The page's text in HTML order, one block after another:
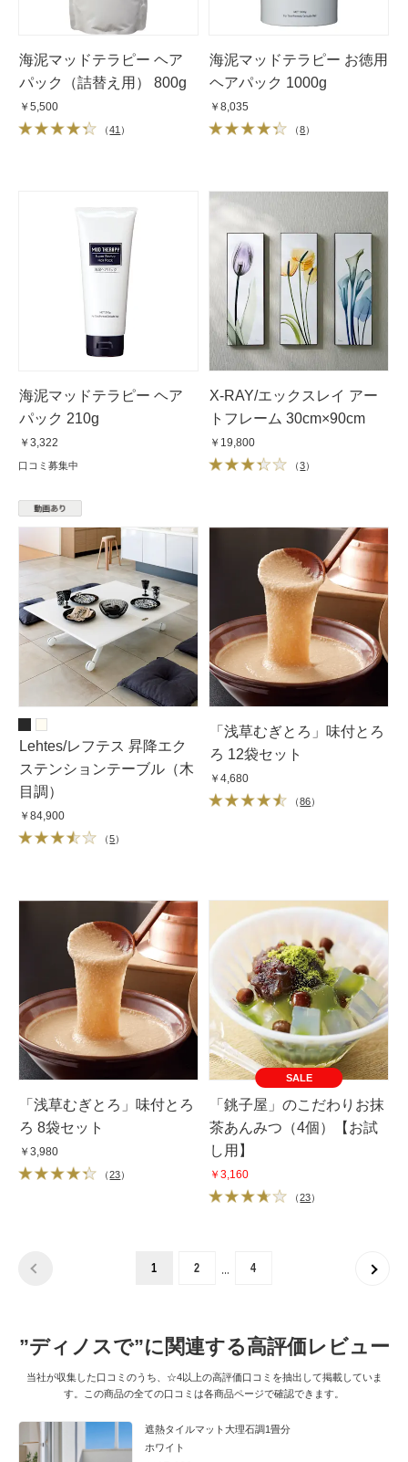
海泥マッドテラピー ヘア
パック（詰替え用） 800g
￥5,500
（41 ）
海泥マッドテラピー お徳用
ヘアパック 1000g
￥8,035
（8）
海泥マッドテラピー ヘア
パック 210g
￥3,322
口コミ募集中
X-RAY/エックスレイ アー
トフレーム 30cm×90cm
￥19,800
（3）
Lehtes/レフテス 昇降エク
ステンションテーブル（木
目調）
￥84,900
（5）
「浅草むぎとろ」味付とろ
ろ 12袋セット
￥4,680
（86）
「浅草むぎとろ」味付とろ
ろ 8袋セット
￥3,980
（23）
SALE
「銚子屋」のこだわりお抹
茶あんみつ（4個）【お試
し用】
￥3,160
（23）
1 2 … 4
”ディノスで”に関連する高評価レビュー
当社が収集した口コミのうち、☆4以上の高評価口コミを抽出して掲載していま
す。この商品の全ての口コミは各商品ページで確認できます。
遮熱タイルマット大理石調1畳分
ホワイト